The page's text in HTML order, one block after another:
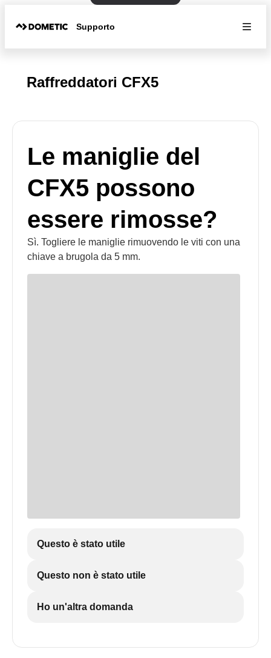
Supporto
Raffreddatori CFX5
Le maniglie del
CFX5 possono
essere rimosse?
Sì. Togliere le maniglie rimuovendo le viti con una
chiave a brugola da 5 mm.
Questo è stato utile
Questo non è stato utile
Ho un'altra domanda